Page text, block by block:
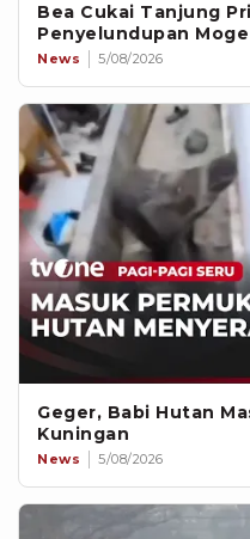
Bea Cukai Tanjung
Penyelundupan Moge
News 5/08/2026
Geger, Babi Hutan
Kuningan
News 5/08/2026